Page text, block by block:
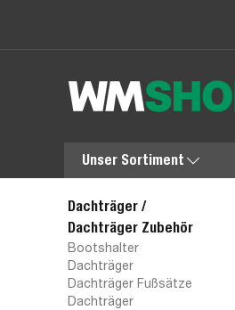
Unser Sortiment
Dachträger /
Dachträger Zubehör
Bootshalter
Dachträger
Dachträger Fußsätze
Dachträger